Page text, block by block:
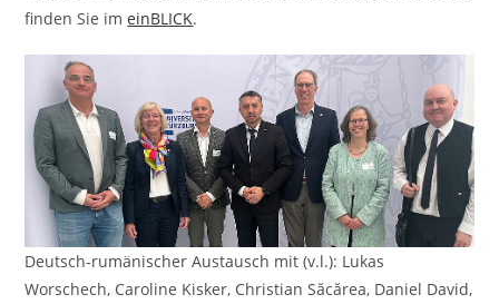
finden Sie imeinBLICK.
Deutsch-rumänischer Austausch mit (v.l.): Lukas
Worschech, Caroline Kisker, Christian Săcărea, Daniel David,